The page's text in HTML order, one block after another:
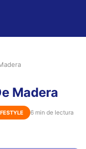
Madera
6 min de lectura